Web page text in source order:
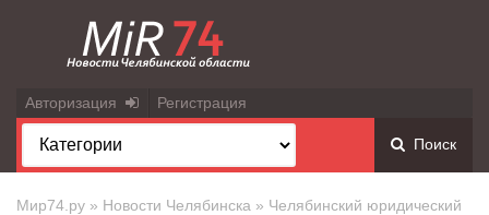
Авторизация Регистрация
Поиск
Мир74.ру » Новости Челябинска » Челябинский юридический